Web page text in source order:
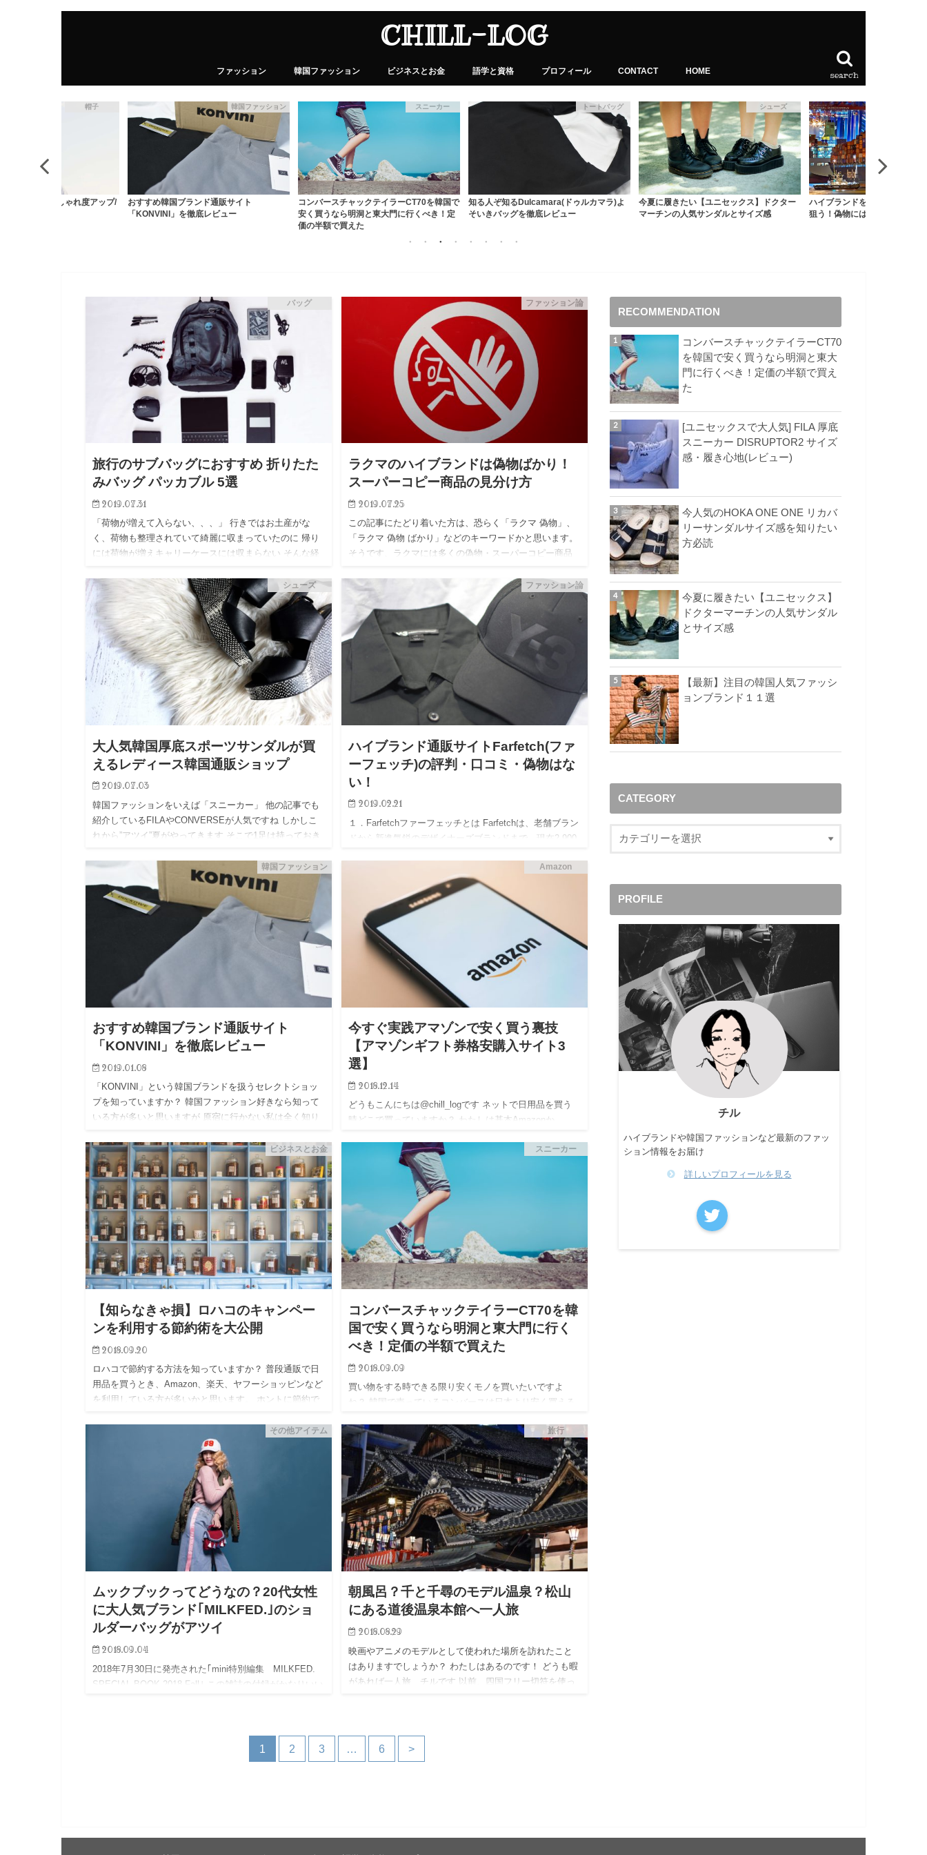
CHILL-LOG
search
ファッション 韓国ファッション ビジネスとお金 語学と資格 プロフィール CONTACT HOME
帽子
トハットでおしゃれ度アップ/
韓国ファッション
おすすめ韓国ブランド通販サイト
「KONVINI」を徹底レビュー
スニーカー
コンバースチャックテイラーCT70を韓国で
安く買うなら明洞と東大門に行くべき！定
価の半額で買えた
トートバッグ
知る人ぞ知るDulcamara(ドゥルカマラ)よ
そいきバッグを徹底レビュー
シューズ
今夏に履きたい【ユニセックス】ドクター
マーチンの人気サンダルとサイズ感
ハイブランドを安く買うなら
狙う！偽物には気をけろ？
バッグ
旅行のサブバッグにおすすめ 折りたた
みバッグ パッカブル 5選
2019.07.31
「荷物が増えて入らない、、、」 行きではお土産がな
く、荷物も整理されていて綺麗に収まっていたのに 帰り
には荷物が増えキャリーケースには収まらない そんな経
た、そんな時に役…
ファッション論
ラクマのハイブランドは偽物ばかり！
スーパーコピー商品の見分け方
2019.07.25
この記事にたどり着いた方は、恐らく「ラクマ 偽物」、
「ラクマ 偽物 ばかり」などのキーワードかと思います。
そうです、ラクマには多くの偽物・スーパーコピー商品
シューズ
大人気韓国厚底スポーツサンダルが買
えるレディース韓国通販ショップ
2019.07.03
韓国ファッションをいえば「スニーカー」 他の記事でも
紹介しているFILAやCONVERSEが人気ですね しかしこ
れから”アツイ”夏がやってきます そこで1足は持っておき
気…
ファッション論
ハイブランド通販サイトFarfetch(ファ
ーフェッチ)の評判・口コミ・偽物はな
い！
2019.02.21
１．Farfetchファーフェッチとは Farfetchは、老舗ブラン
ドから新進気鋭のデザイナーズブランドまで、現在2,900
ッズのほか、ヴィンテージアイテム、腕時計、フ…
韓国ファッション
おすすめ韓国ブランド通販サイト
「KONVINI」を徹底レビュー
2019.01.08
「KONVINI」という韓国ブランドを扱うセレクトショッ
プを知っていますか？ 韓国ファッション好きなら知って
いる方が多いと思いますが 原宿に行かない私は全く知り
しました…
Amazon
今すぐ実践アマゾンで安く買う裏技
【アマゾンギフト券格安購入サイト3
選】
2018.12.14
どうもこんにちは@chill_logです ネットで日用品を買う
時どこで買っていますか？ わたしは基本Amazonか
Amazonで探せば一瞬で見つかることができますよね…
ビジネスとお金
【知らなきゃ損】ロハコのキャンペー
ンを利用する節約術を大公開
2018.09.20
ロハコで節約する方法を知っていますか？ 普段通販で日
用品を買うとき、Amazon、楽天、ヤフーショッピンなど
を利用している方が多いかと思います。 ホントに節約で
スニーカー
コンバースチャックテイラーCT70を韓
国で安く買うなら明洞と東大門に行く
べき！定価の半額で買えた
2018.09.09
買い物をする時できる限り安くモノを買いたいですよ
ね？ 韓国で売っているコンバースは日本より安く買える
だと2,000円以下で買うこともできます。 実際私が行った
お店には定…
その他アイテム
ムックブックってどうなの？20代女性
に大人気ブランド｢MILKFED.｣のショ
ルダーバッグがアツイ
2018.09.04
2018年7月30日に発売された｢mini特別編集 MILKFED.
SPECIAL BOOK 2018 Fall｣ この雑誌の付録がかなりいい
旅行
朝風呂？千と千尋のモデル温泉？松山
にある道後温泉本館へ一人旅
2018.08.29
映画やアニメのモデルとして使われた場所を訪れたこと
はありますでしょうか？ わたしはあるのです！ どうも暇
があれば一人旅 チルです 以前、四国フリー切符を使っ
1 2 3 … 6 >
RECOMMENDATION
コンバースチャックテイラーCT70
を韓国で安く買うなら明洞と東大
門に行くべき！定価の半額で買え
た
[ユニセックスで大人気] FILA 厚底
スニーカー DISRUPTOR2 サイズ
感・履き心地(レビュー)
今人気のHOKA ONE ONE リカバ
リーサンダルサイズ感を知りたい
方必読
今夏に履きたい【ユニセックス】
ドクターマーチンの人気サンダル
とサイズ感
【最新】注目の韓国人気ファッシ
ョンブランド１１選
CATEGORY
PROFILE
チル
ハイブランドや韓国ファッションなど最新のファッ
ション情報をお届け
詳しいプロフィールを見る